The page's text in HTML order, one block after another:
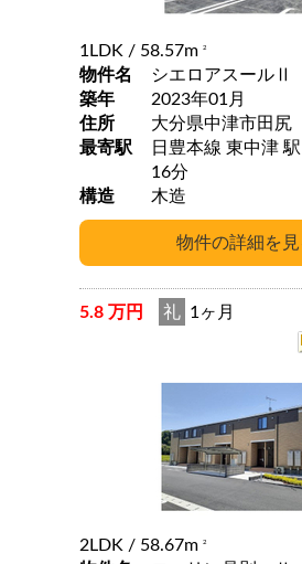
1LDK / 58.57m 2
物件名
シエロアスールⅡ
築年
2023年01月
住所
大分県中津市田尻
最寄駅
日豊本線 東中津 駅 徒歩
16分
構造
木造
5.8 万円 礼 1ヶ月
2LDK / 58.67m 2